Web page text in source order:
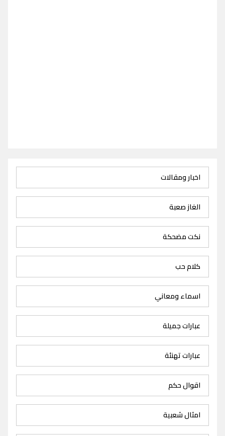
اخبار ومقالات
الغاز صعبة
نكت مضحكة
كلام حب
اسماء ومعاني
عبارات جميلة
عبارات تهنئة
اقوال حكم
امثال شعبية